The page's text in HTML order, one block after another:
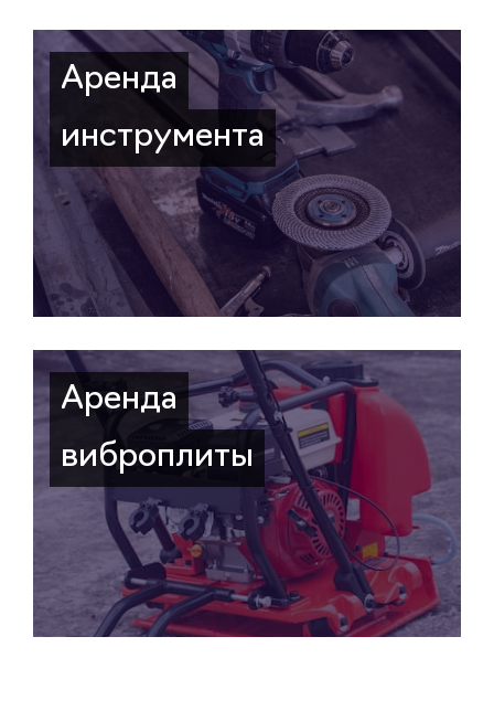
Аренда
инструмента
Аренда
виброплиты